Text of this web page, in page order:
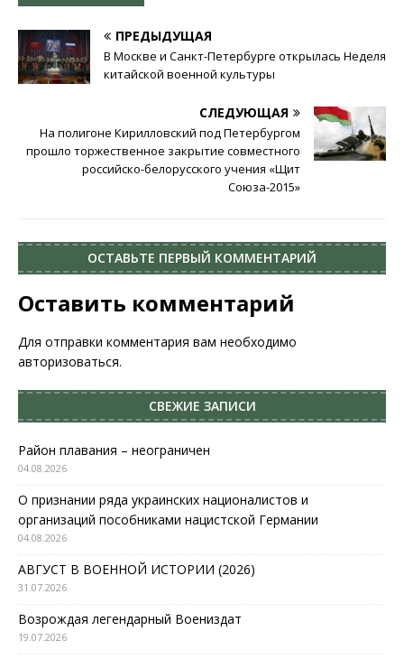
ПРЕДЫДУЩАЯ
В Москве и Санкт-Петербурге открылась Неделя
китайской военной культуры
СЛЕДУЮЩАЯ
На полигоне Кирилловский под Петербургом
прошло торжественное закрытие совместного
российско-белорусского учения «Щит
Союза-2015»
ОСТАВЬТЕ ПЕРВЫЙ КОММЕНТАРИЙ
Оставить комментарий
Для отправки комментария вам необходимо
авторизоваться.
СВЕЖИЕ ЗАПИСИ
Район плавания – неограничен
04.08.2026
О признании ряда украинских националистов и
организаций пособниками нацистской Германии
04.08.2026
АВГУСТ В ВОЕННОЙ ИСТОРИИ (2026)
31.07.2026
Возрождая легендарный Воениздат
19.07.2026